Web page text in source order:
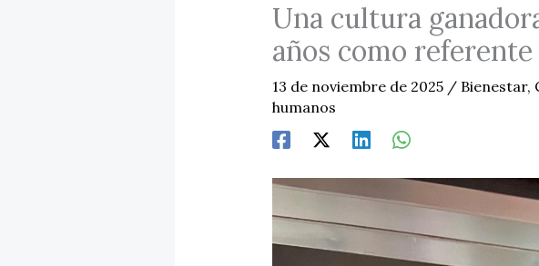
Una cultura
años como
13 de noviembre de 2025 / Bienestar,
humanos